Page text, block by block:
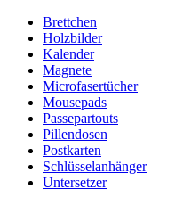
Brettchen
Holzbilder
Kalender
Magnete
Microfasertücher
Mousepads
Passepartouts
Pillendosen
Postkarten
Schlüsselanhänger
Untersetzer